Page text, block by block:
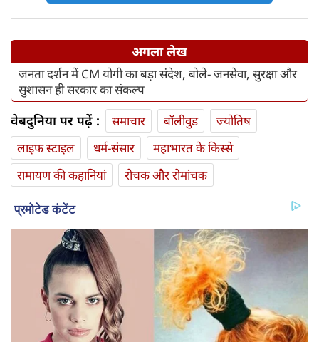
अगला लेख
जनता दर्शन में CM योगी का बड़ा संदेश, बोले- जनसेवा, सुरक्षा और
सुशासन ही सरकार का संकल्प
वेबदुनिया पर पढ़ें : समाचार बॉलीवुड
ज्योतिष
लाइफ स्‍टाइल
धर्म-संसार
महाभारत के किस्से
रामायण की कहानियां
रोचक और रोमांचक